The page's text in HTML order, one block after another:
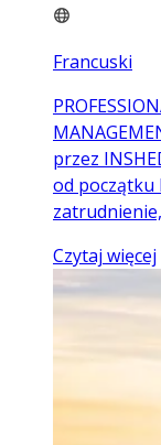
Francuski
przez
od początku
Czytaj więcej